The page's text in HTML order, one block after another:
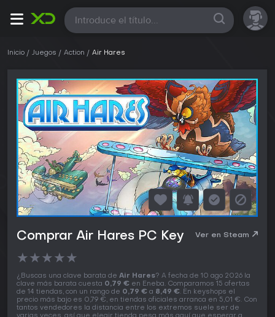
Todas
Inicio Juegos Action Air Hares
Comprar Air Hares PC Key Ver en Steam
★★★★★
¿Buscas una clave barata de Air Hares? A fecha de 10 ago 2026 la
clave más barata cuesta 0,79 € en Eneba. Comparamos 15 ofertas
de 14 tiendas, con un rango de 0,79 € a 8,49 €. En keyshops el
precio más bajo es 0,79 €, en tiendas oficiales arranca en 5,01 €. Con
tantos vendedores la distancia entre los extremos suele ser de